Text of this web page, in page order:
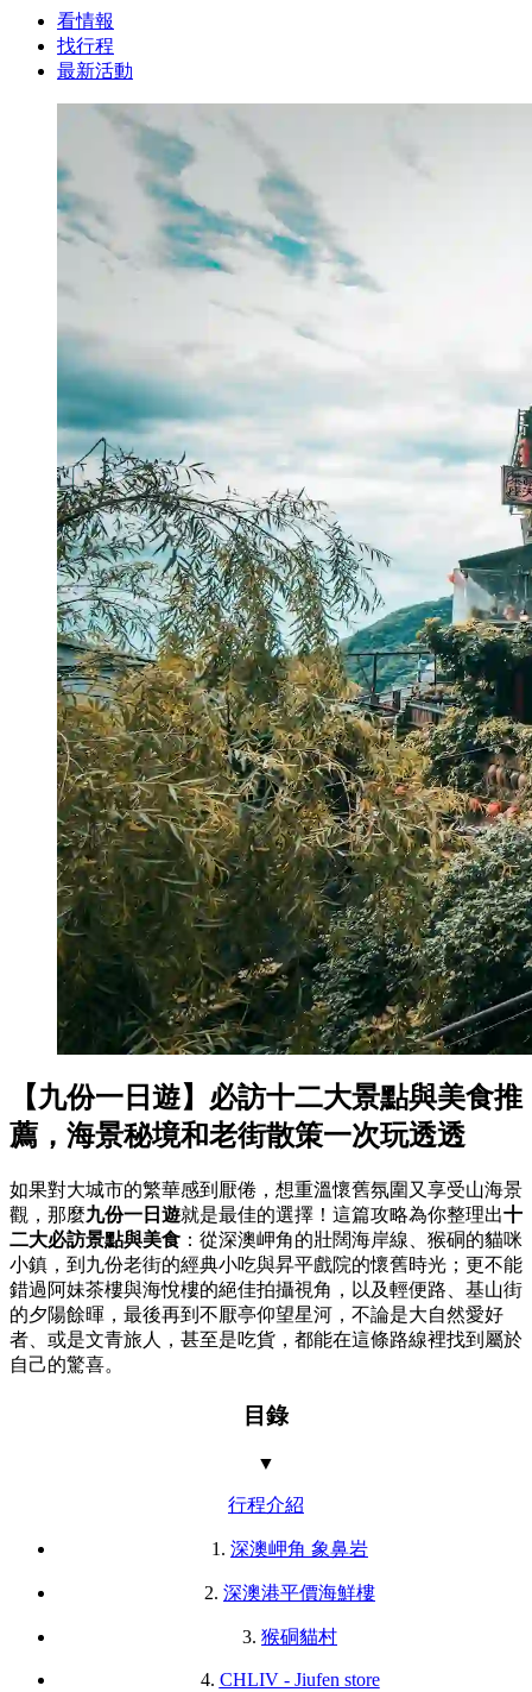
看情報
找行程
最新活動
【九份一日遊】必訪十二大景點與美食推
薦，海景秘境和老街散策一次玩透透
如果對大城市的繁華感到厭倦，想重溫懷舊氛圍又享受山海景
觀，那麼九份一日遊就是最佳的選擇！這篇攻略為你整理出十
二大必訪景點與美食 ：從深澳岬角的壯闊海岸線、猴硐的貓咪
小鎮，到九份老街的經典小吃與昇平戲院的懷舊時光；更不能
錯過阿妹茶樓與海悅樓的絕佳拍攝視角，以及輕便路、基山街
的夕陽餘暉，最後再到不厭亭仰望星河，不論是大自然愛好
者、或是文青旅人，甚至是吃貨，都能在這條路線裡找到屬於
自己的驚喜。
目錄
▼
行程介紹
1. 深澳岬角 象鼻岩
2. 深澳港平價海鮮樓
3. 猴硐貓村
4. CHLIV - Jiufen store